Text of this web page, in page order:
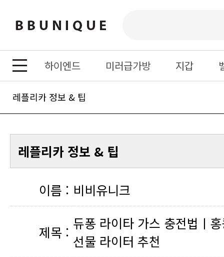
하이엔드 미러급가방 지갑
레플리카 정보 & 팁
레플리카 정보 & 팁
이름 : 비비유니크
제목 : 선물 라이터 추천